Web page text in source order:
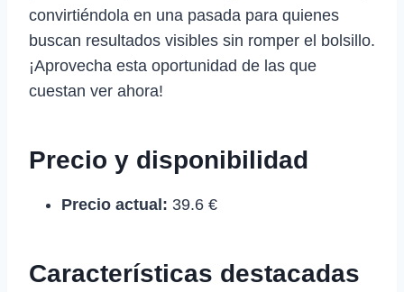
convirtiéndola en una pasada para quienes
buscan resultados visibles sin romper el bolsillo.
¡Aprovecha esta oportunidad de las que
cuestan ver ahora!
Precio y disponibilidad
Precio actual: 39.6 €
Características destacadas